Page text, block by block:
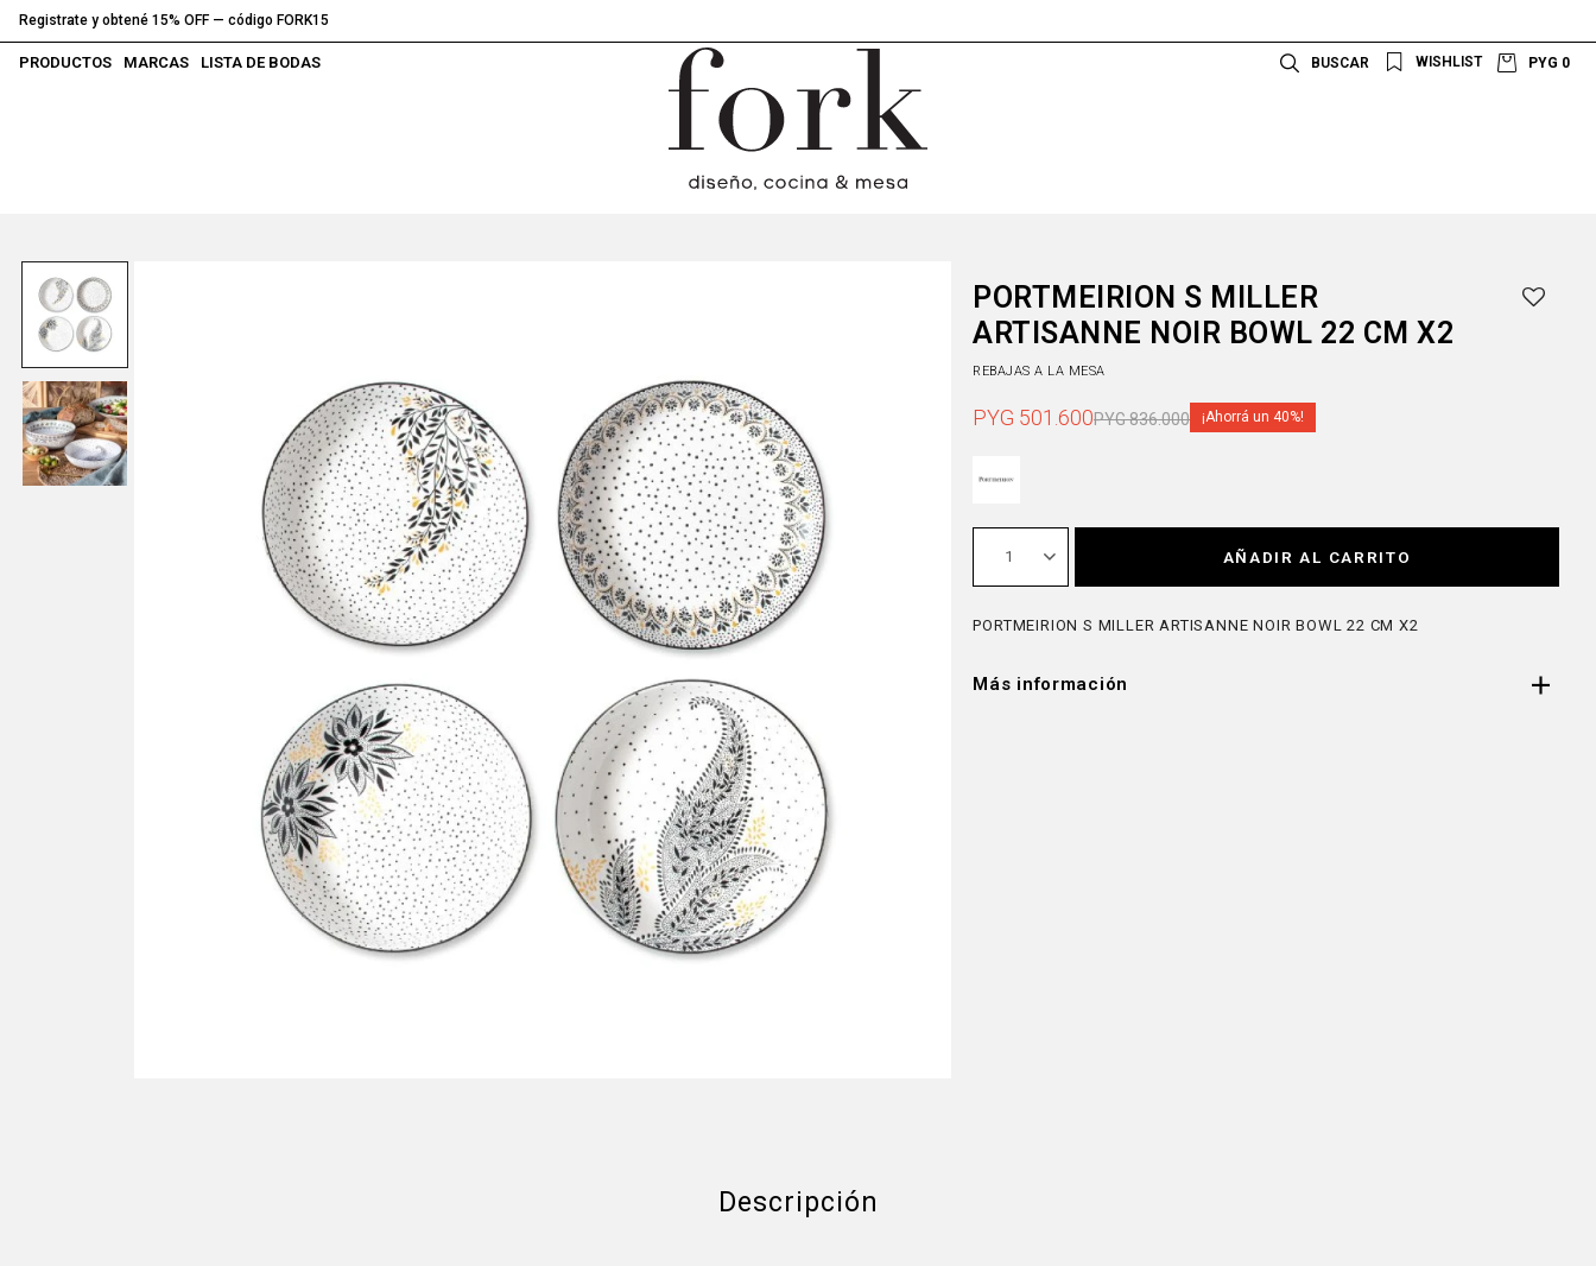
PRODUCTOS MARCAS LISTA DE BODAS PYG 0
Registrate y obtené 15% OFF — código FORK15
PORTMEIRION S MILLER
ARTISANNE NOIR BOWL 22 CM X2
REBAJAS A LA MESA
PYG 501.600PYG836.000 40
1 AÑADIR AL CARRITO
PORTMEIRION S MILLER ARTISANNE NOIR BOWL 22 CM X2
Más información
Descripción